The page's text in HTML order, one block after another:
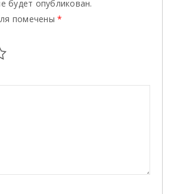
будет опубликован.
помечены*